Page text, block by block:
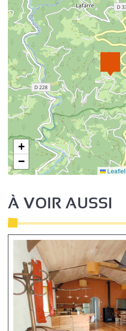
+
−
Leaflet
À VOIR AUSSI